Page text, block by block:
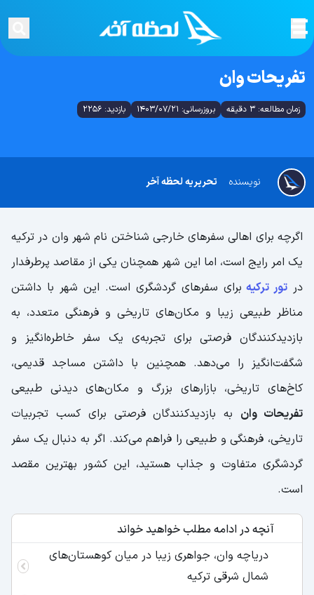
تفریحات وان
زمان مطالعه: 3 دقیقه بروزرسانی: 1403/07/21 بازدید: 2256
تحریریه لحظه آخر نویسنده
اگرچه برای اهالی سفرهای خارجی شناختن نام شهر وان در ترکیه
یک امر رایج است، اما این شهر همچنان یکی از مقاصد پرطرفدار
در تور ترکیه برای سفرهای گردشگری است. این شهر با داشتن
مناظر طبیعی زیبا و مکان‌های تاریخی و فرهنگی متعدد، به
بازدیدکنندگان فرصتی برای تجربه‌ی یک سفر خاطره‌انگیز و
شگفت‌انگیز را می‌دهد. همچنین با داشتن مساجد قدیمی،
کاخ‌های تاریخی، بازارهای بزرگ و مکان‌های دیدنی طبیعی
تفریحات وان به بازدیدکنندگان فرصتی برای کسب تجربیات
تاریخی، فرهنگی و طبیعی را فراهم می‌کند. اگر به دنبال یک سفر
گردشگری متفاوت و جذاب هستید، این کشور بهترین مقصد
است.
آنچه در ادامه مطلب خواهید خواند
دریاچه وان، جواهری زیبا در میان کوهستان‌های
شمال شرقی ترکیه